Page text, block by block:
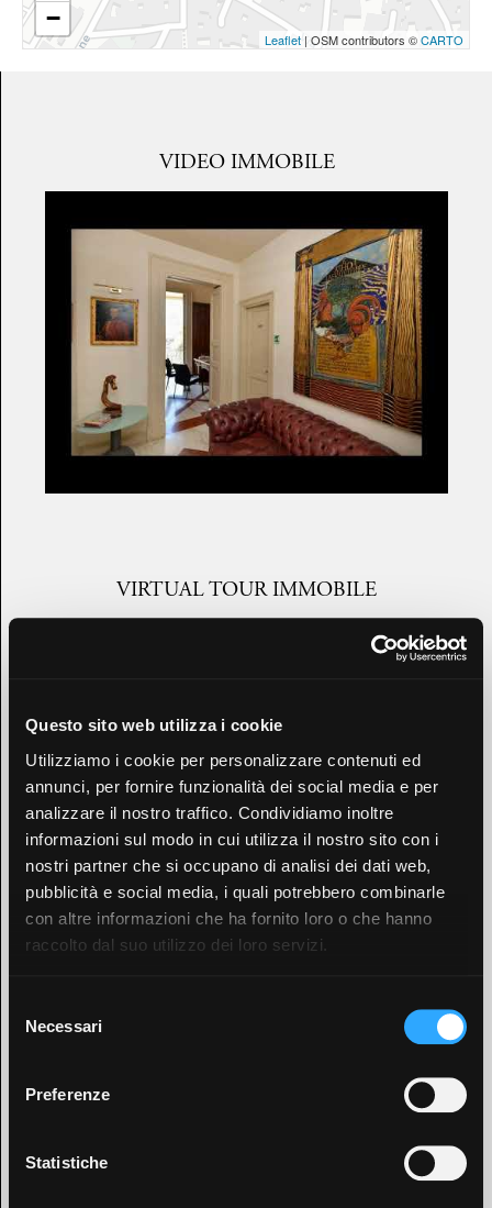
Questo sito web utilizza i cookie
Utilizziamo i cookie per personalizzare contenuti ed
annunci, per fornire funzionalità dei social media e per
analizzare il nostro traffico. Condividiamo inoltre
informazioni sul modo in cui utilizza il nostro sito con i
nostri partner che si occupano di analisi dei dati web,
pubblicità e social media, i quali potrebbero combinarle
con altre informazioni che ha fornito loro o che hanno
raccolto dal suo utilizzo dei loro servizi.
delNecessari
Preferenze
Statistiche
−
Leaflet | OSM contributors ©CARTO
VIDEO IMMOBILE
VIRTUAL TOUR IMMOBILE